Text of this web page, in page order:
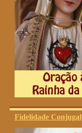
Fidelidade Conjugal